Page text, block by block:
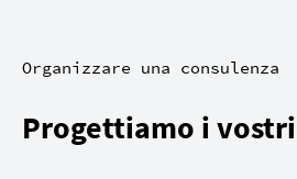
Organizzare una consulenza
Progettiamo i